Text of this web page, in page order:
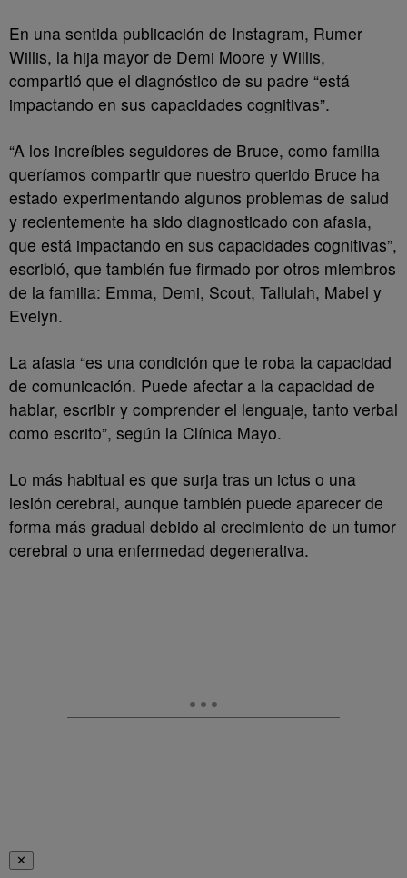
En una sentida publicación de Instagram, Rumer
Willis, la hija mayor de Demi Moore y Willis,
compartió que el diagnóstico de su padre “está
impactando en sus capacidades cognitivas”.
“A los increíbles seguidores de Bruce, como familia
queríamos compartir que nuestro querido Bruce ha
estado experimentando algunos problemas de salud
y recientemente ha sido diagnosticado con afasia,
que está impactando en sus capacidades cognitivas”,
escribió, que también fue firmado por otros miembros
de la familia: Emma, Demi, Scout, Tallulah, Mabel y
Evelyn.
La afasia “es una condición que te roba la capacidad
de comunicación. Puede afectar a la capacidad de
hablar, escribir y comprender el lenguaje, tanto verbal
como escrito”, según la Clínica Mayo.
Lo más habitual es que surja tras un ictus o una
lesión cerebral, aunque también puede aparecer de
forma más gradual debido al crecimiento de un tumor
cerebral o una enfermedad degenerativa.
✕